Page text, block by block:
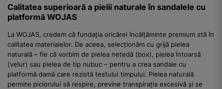
Calitatea superioară a pielii naturale în sandalele cu
platformă WOJAS
La WOJAS, credem că fundația oricărei încălțăminte premium stă în
calitatea materialelor. De aceea, selecționăm cu grijă pielea
naturală – fie că vorbim de pielea netedă (box), pielea întoarsă
(velur) sau pielea de tip nubuc – pentru a crea sandale cu
platformă damă care rezistă testului timpului. Pielea naturală
permite piciorului să respire, previne transpirația excesivă și se